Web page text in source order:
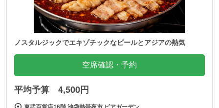
ノスタルジックでエキゾチックなビールとアジアの熱気
空席確認・予約
平均予算 4,500円